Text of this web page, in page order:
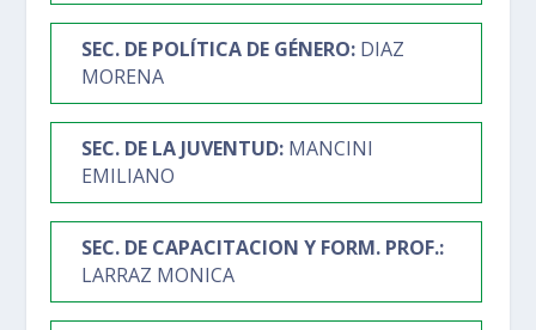
SEC. DE POLÍTICA DE GÉNERO: DIAZ
MORENA
SEC. DE LA JUVENTUD: MANCINI
EMILIANO
SEC. DE CAPACITACION Y FORM. PROF.:
LARRAZ MONICA